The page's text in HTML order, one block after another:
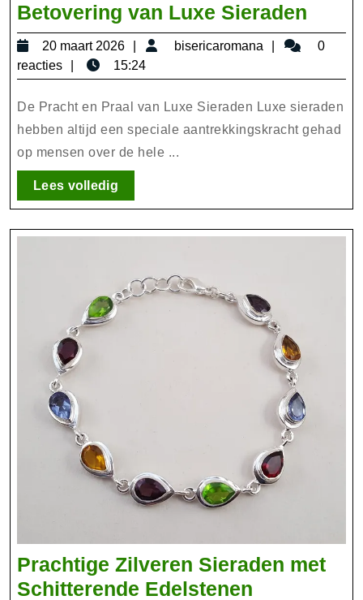
Betovering van Luxe Sieraden
van
Luxe
20 maart 2026
20
maart
2026
bisericaromana
0
reacties
15:24
De Pracht en Praal van Luxe Sieraden Luxe sieraden
hebben altijd een speciale aantrekkingskracht gehad
op mensen over de hele ...
Lees volledigLees
volledig
Prachtige Zilveren Sieraden met
Schitterende Edelstenen